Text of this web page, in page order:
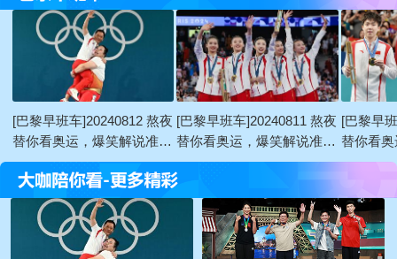
[巴黎早班车]20240812 熬夜
替你看奥运，爆笑解说准时
达！
[巴黎早班车]20240811 熬夜
替你看奥运，爆笑解说准时
达！
[巴黎早
替你看
达！